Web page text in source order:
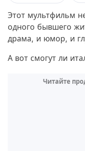
Этот мультфильм
одного бывшего
драма, и юмор, и
А вот смогут ли
Читайте